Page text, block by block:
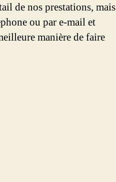
de nos prestations, mais
ou par e-mail et
manière de faire